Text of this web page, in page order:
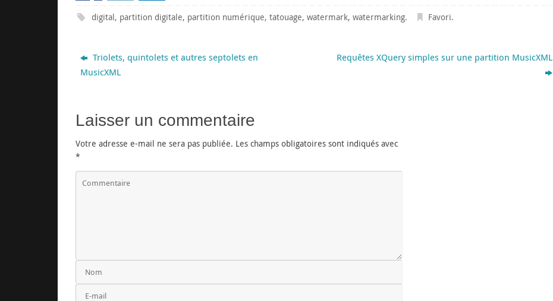
digital, partition digitale, partition numérique,tatouage,watermark,watermarking. Favori.
Triolets, quintolets et autres septolets en
MusicXML
Requêtes XQuery simples sur une partition MusicXML
Laisser un commentaire
Votre adresse e-mail ne sera pas publiée. Les champs obligatoires sont indiqués avec
*